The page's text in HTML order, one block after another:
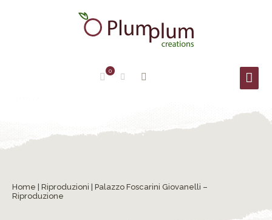
0
Home Riproduzioni | Palazzo Foscarini Giovanelli –
Riproduzione